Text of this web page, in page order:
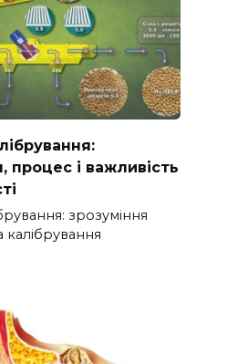
процес і важливість
зрозуміння